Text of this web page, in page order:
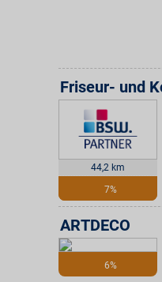
44,2 km
7%
6%
ARTDECO